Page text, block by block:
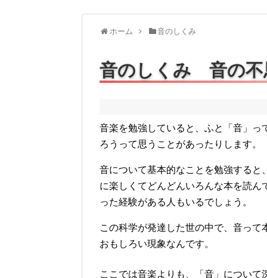
ホーム 音のしくみ
音のしくみ 音の不
音楽を勉強していると、ふと「音」っ
ろうって思うことがあったりします。
音について基本的なことを勉強すると
に楽しくてどんどんいろんな本を読ん
った経験がある人もいるでしょう。
この科学が発達した世の中で、音って
おもしろい現象なんです。
ここでは音楽よりも、「音」につい